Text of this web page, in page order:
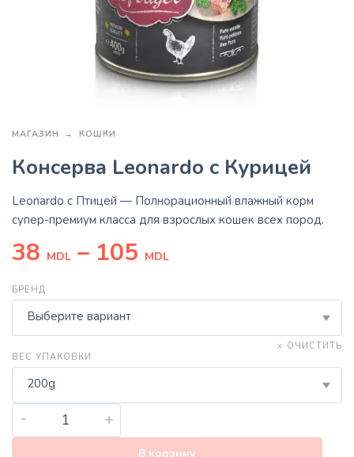
МАГАЗИН КОШКИ
Консерва Leonardo с Курицей
Leonardo с Птицей — Полнорационный влажный корм
супер-премиум класса для взрослых кошек всех пород.
38 MDL – 105 MDL
БРЕНД
Выберите вариант
ВЕС УПАКОВКИ
200g
× ОЧИСТИТЬ
- +
В корзину